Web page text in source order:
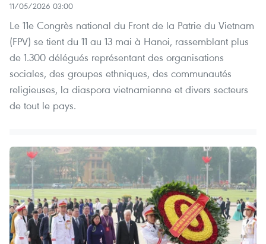
11/05/2026 03:00
Le 11e Congrès national du Front de la Patrie du Vietnam
(FPV) se tient du 11 au 13 mai à Hanoi, rassemblant plus
de 1.300 délégués représentant des organisations
sociales, des groupes ethniques, des communautés
religieuses, la diaspora vietnamienne et divers secteurs
de tout le pays.